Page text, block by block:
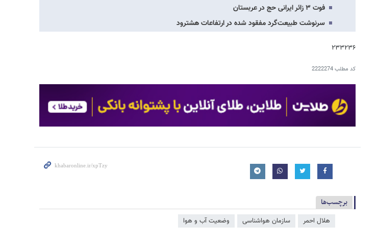
فوت ۳ زائر ایرانی حج در عربستان
سرنوشت طبیعت‌گرد مفقود شده در ارتفاعات هشترود
۲۳۳۲۳۶
کد مطلب2222274
برچسب‌ها
هلال احمر سازمان هواشناسی وضعیت آب و هوا